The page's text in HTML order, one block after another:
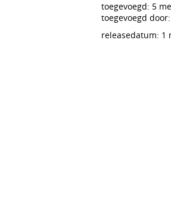
toegevoegd: 5
toegevoegd door:
releasedatum: 1